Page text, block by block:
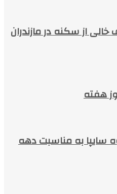
خالی از سکنه در مازندران
هفته
به‌ مناسبت دهه